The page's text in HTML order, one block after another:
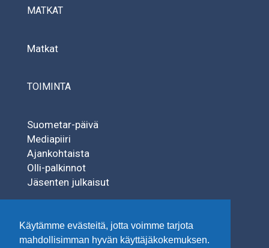
Käytämme evästeitä, jotta voimme tarjota
mahdollisimman hyvän käyttäjäkokemuksen.
MATKAT
Matkat
TOIMINTA
Suometar-päivä
Mediapiiri
Ajankohtaista
Olli-palkinnot
Jäsenten julkaisut
SÄÄTIÖT